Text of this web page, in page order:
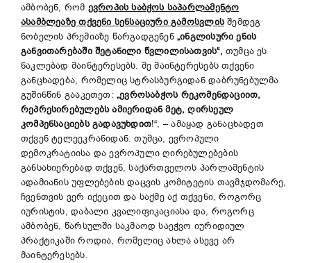
ამბობენ, რომ ევროპის საბჭოს საპარლამენტო
ასამბლეაზე თქვენი სენსაციური გამოსვლის შემდეგ
ნობელის პრემიაზე წარგადგენენ„ინგლისური ენის
განვითარებაში შეტანილი წვლილისათვის“, თუმცა ეს
ნაკლებად მაინტერესებს. მე მაინტერესებს თქვენი
განცხადება, რომელიც სტრასბურგიდან დაბრუნებულმა
გუშინწინ გააკეთეთ: „ევროსაბჭოს რეკომენდაციით,
რეპრესირებულებს ამიერიდან მეტ, ღირსეულ
კომპენსაციებს გადავუხდით!“, – ამაყად განაცხადეთ
თქვენ ტელეეკრანიდან. თუმცა, ევროპული
დემოკრატიისა და ევროპული ღირებულებების
განსახიერებად თქვენ, საქართველოს პარლამენტის
ადამიანის უფლებების დაცვის კომიტეტის თავმჯდომარე,
ჩვენთვის ვერ იქეცით და საქმე აქ თქვენი, როგორც
იურისტის, დაბალი კვალიფიკაციასა და, როგორც
ამბობენ, წარსულში საკმაოდ საეჭვო იურიდიულ
პრაქტიკაში როდია, რომელიც ახლა ასევე არ
მაინტერესებს.